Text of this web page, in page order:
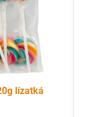
lízatká